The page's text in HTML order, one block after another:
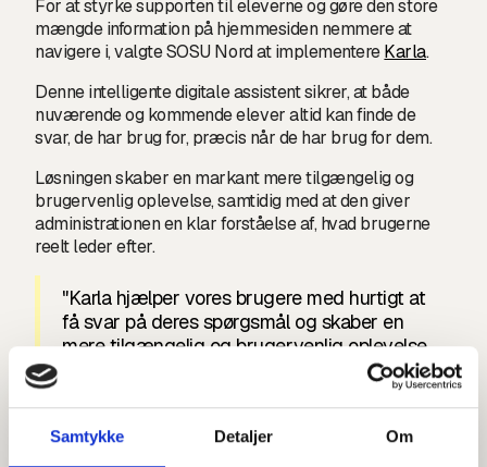
Samtykke Detaljer Om
For at styrke supporten til eleverne og gøre den store
mængde information på hjemmesiden nemmere at
navigere i, valgte SOSU Nord at implementereKarla.
Denne intelligente digitale assistent sikrer, at både
nuværende og kommende elever altid kan finde de
svar, de har brug for, præcis når de har brug for dem.
Løsningen skaber en markant mere tilgængelig og
brugervenlig oplevelse, samtidig med at den giver
administrationen en klar forståelse af, hvad brugerne
reelt leder efter.
"Karla hjælper vores brugere med hurtigt at
få svar på deres spørgsmål og skaber en
mere tilgængelig og brugervenlig oplevelse
på vores hjemmeside. For vores elever
betyder det, at de nemmere kan finde svar
optagelse og hverdagen hos os, også uden